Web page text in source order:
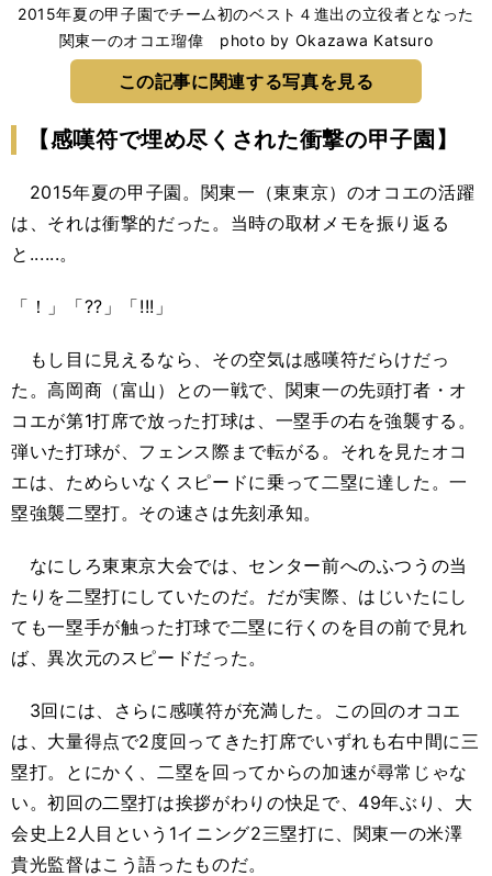
2015年夏の甲子園でチーム初のベスト４進出の立役者となった
関東一のオコエ瑠偉 photo by Okazawa Katsuro
この記事に関連する写真を見る
【感嘆符で埋め尽くされた衝撃の甲子園】
2015年夏の甲子園。関東一（東東京）のオコエの活躍
は、それは衝撃的だった。当時の取材メモを振り返る
と......。
「！」「??」「!!!」
もし目に見えるなら、その空気は感嘆符だらけだっ
た。高岡商（富山）との一戦で、関東一の先頭打者・オ
コエが第1打席で放った打球は、一塁手の右を強襲する。
弾いた打球が、フェンス際まで転がる。それを見たオコ
エは、ためらいなくスピードに乗って二塁に達した。一
塁強襲二塁打。その速さは先刻承知。
なにしろ東東京大会では、センター前へのふつうの当
たりを二塁打にしていたのだ。だが実際、はじいたにし
ても一塁手が触った打球で二塁に行くのを目の前で見れ
ば、異次元のスピードだった。
3回には、さらに感嘆符が充満した。この回のオコエ
は、大量得点で2度回ってきた打席でいずれも右中間に三
塁打。とにかく、二塁を回ってからの加速が尋常じゃな
い。初回の二塁打は挨拶がわりの快足で、49年ぶり、大
会史上2人目という1イニング2三塁打に、関東一の米澤
貴光監督はこう語ったものだ。